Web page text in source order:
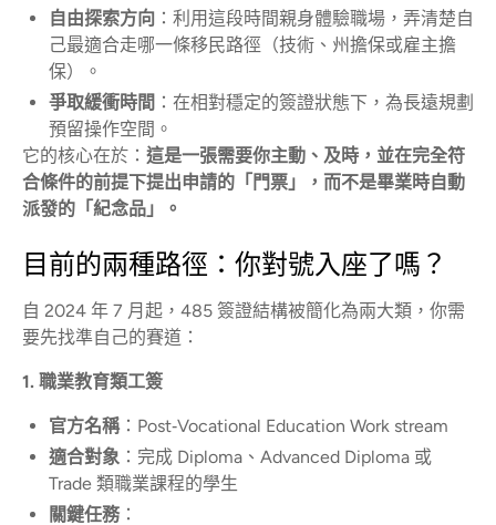
自由探索方向 ：利用這段時間親身體驗職場，弄清楚自
己最適合走哪一條移民路徑（技術、州擔保或雇主擔
保）。
爭取緩衝時間 ：在相對穩定的簽證狀態下，為長遠規劃
預留操作空間。
它的核心在於： 這是一張需要你主動、及時，並在完全符
合條件的前提下提出申請的「門票」，而不是畢業時自動
派發的「紀念品」。
目前的兩種路徑：你對號入座了嗎？
自 2024 年 7 月起，485 簽證結構被簡化為兩大類，你需
要先找準自己的賽道：
1. 職業教育類工簽
官方名稱：Post‑Vocational Education Work stream
適合對象 ：完成 Diploma、Advanced Diploma 或
Trade 類職業課程的學生
關鍵任務 ：